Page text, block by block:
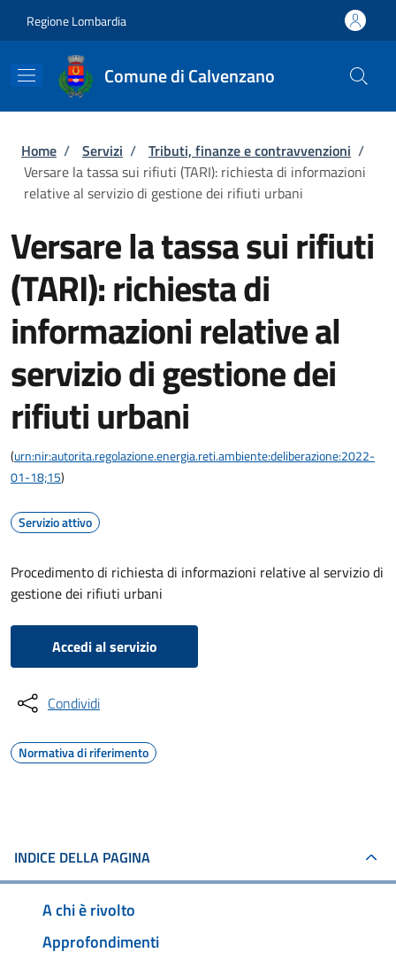
Regione Lombardia
Comune di Calvenzano
Briciole di pane
Home / Servizi / Tributi, finanze e contravvenzioni /
Versare la tassa sui rifiuti (TARI): richiesta di informazioni
relative al servizio di gestione dei rifiuti urbani
Versare la tassa sui rifiuti
(TARI): richiesta di
informazioni relative al
servizio di gestione dei
rifiuti urbani
(urn:nir:autorita.regolazione.energia.reti.ambiente:deliberazione:2022-
01-18;15)
Servizio attivo
Procedimento di richiesta di informazioni relative al servizio di
gestione dei rifiuti urbani
Accedi al servizio
Condividi
Normativa di riferimento
INDICE DELLA PAGINA
A chi è rivolto
Approfondimenti